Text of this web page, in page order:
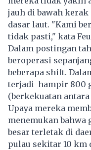
jauh di bawah kerak
dasar laut. "Kami
tidak pasti," kata
Dalam postingan
beroperasi
beberapa shift.
terjadi hampir 800
(berkekuatan antara
Upaya mereka
menemukan bahwa
besar terletak di
pulau sekitar 10